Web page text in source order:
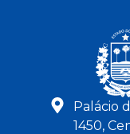
Palácio
1450,